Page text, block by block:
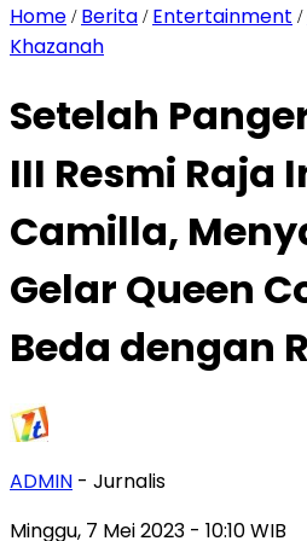
Home / Berita / Entertainment /
Khazanah
Setelah
III Resmi Raja
Camilla,
Gelar Queen
Beda dengan
ADMIN - Jurnalis
Minggu, 7 Mei 2023 - 10:10 WIB